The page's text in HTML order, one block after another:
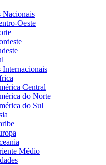
Nacionais
Oeste
Internacionais
Central
do Norte
do Sul
Médio